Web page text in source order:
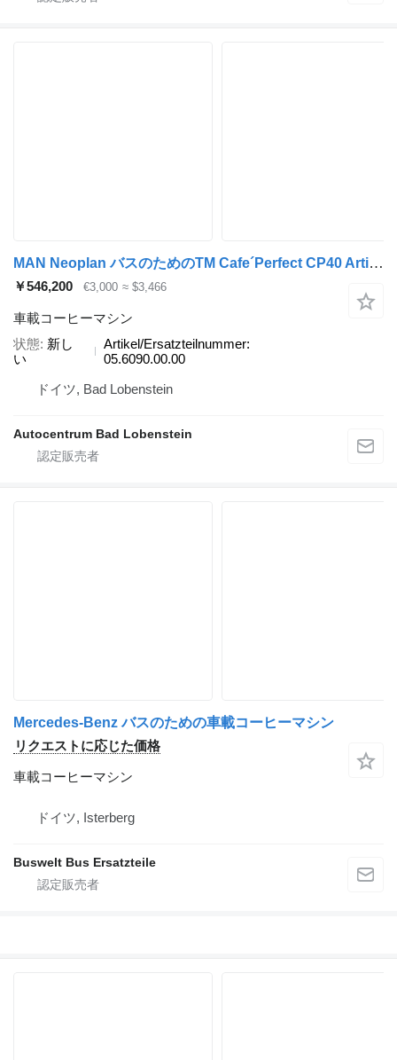
MAN Neoplan バスのためのTM Cafe´Perfect CP40 Artikel/Ersatzteilnummer: 車載コーヒーマシン
￥546,200 €3,000 ≈ $3,466
車載コーヒーマシン
状態 新し
い
Artikel/Ersatzteilnummer:
05.6090.00.00
ドイツ, Bad Lobenstein
Autocentrum Bad Lobenstein
Mercedes-Benz バスのための車載コーヒーマシン
リクエストに応じた価格
車載コーヒーマシン
ドイツ, Isterberg
Buswelt Bus Ersatzteile